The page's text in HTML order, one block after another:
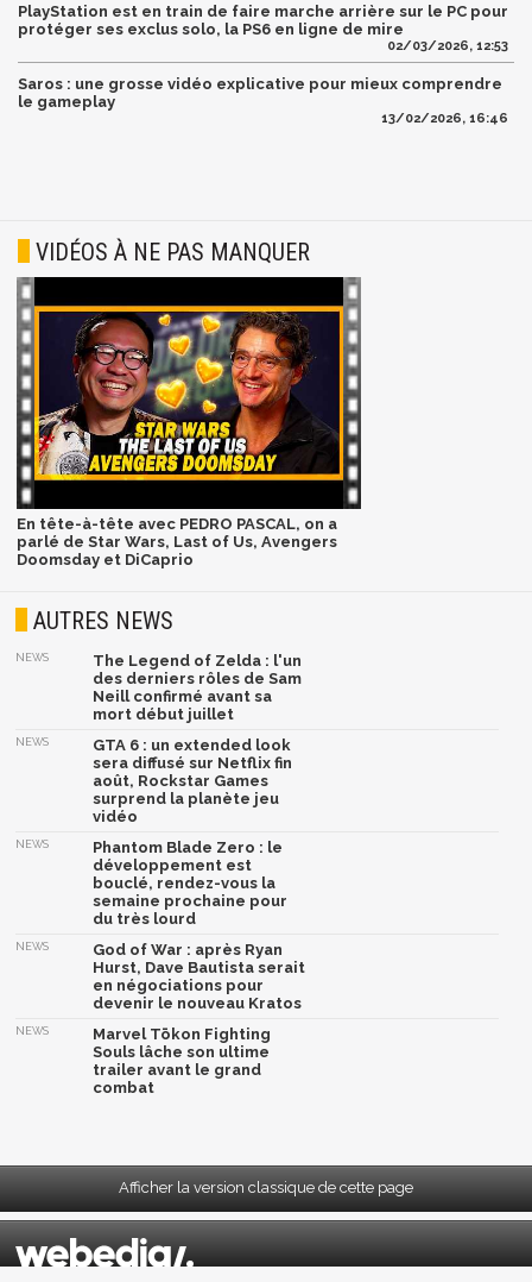
PlayStation est en train de faire marche arrière sur le PC pour
protéger ses exclus solo, la PS6 en ligne de mire
02/03/2026, 12:53
Saros : une grosse vidéo explicative pour mieux comprendre
le gameplay
13/02/2026, 16:46
VIDÉOS À NE PAS MANQUER
En tête-à-tête avec PEDRO PASCAL, on a
parlé de Star Wars, Last of Us, Avengers
Doomsday et DiCaprio
AUTRES NEWS
NEWS
The Legend of Zelda : l'un
des derniers rôles de Sam
Neill confirmé avant sa
mort début juillet
NEWS
GTA 6 : un extended look
sera diffusé sur Netflix fin
août, Rockstar Games
surprend la planète jeu
vidéo
NEWS
Phantom Blade Zero : le
développement est
bouclé, rendez-vous la
semaine prochaine pour
du très lourd
NEWS
God of War : après Ryan
Hurst, Dave Bautista serait
en négociations pour
devenir le nouveau Kratos
NEWS
Marvel Tōkon Fighting
Souls lâche son ultime
trailer avant le grand
combat
Afficher la version classique de cette page